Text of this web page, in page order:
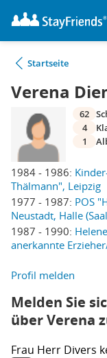
Startseite
Verena
1984 - 1986:
Thälmann", Leipzig
1977 - 1987: POS
Neustadt, Halle
1987 - 1990:
anerkannte
62
4
1
Profil melden
Melden Sie
über Verena
Frau Herr Divers